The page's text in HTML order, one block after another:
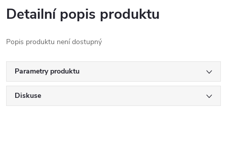
Detailní popis produktu
Popis produktu není dostupný
Parametry produktu
Diskuse